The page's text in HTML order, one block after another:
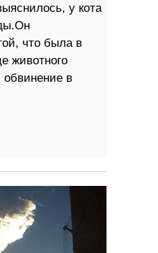
у кота
что была в
животного
в